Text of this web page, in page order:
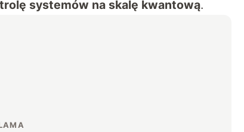
systemów na skalę kwantową.